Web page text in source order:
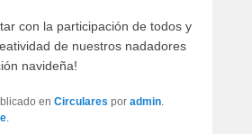
con la participación de todos y
de nuestros nadadores
navideña!
en Circulares por admin.
.